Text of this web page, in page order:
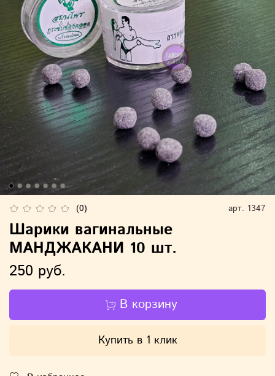
(0) арт. 1347
Шарики вагинальные
МАНДЖАКАНИ 10 шт.
250 руб.
В корзину
Купить в 1 клик